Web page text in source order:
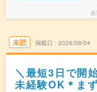
派
未読 掲載日 2026/08/04
＼最短3日で開
未経験OK＊ま